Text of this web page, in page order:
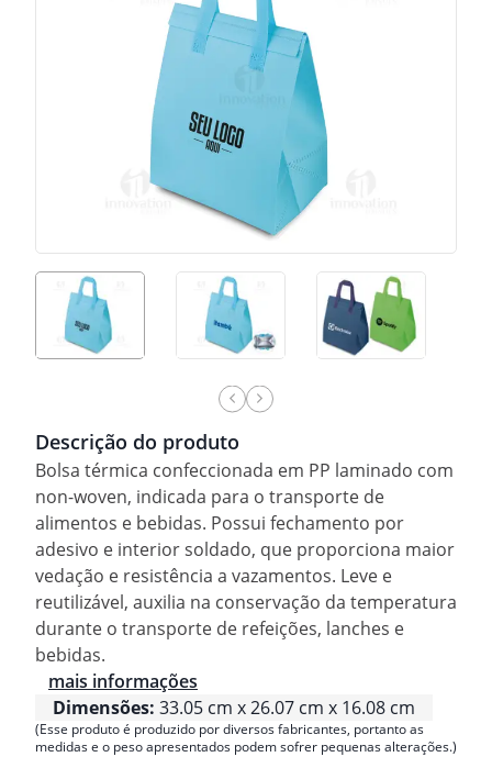
Descrição do produto
Bolsa térmica confeccionada em PP laminado com
non-woven, indicada para o transporte de
alimentos e bebidas. Possui fechamento por
adesivo e interior soldado, que proporciona maior
vedação e resistência a vazamentos. Leve e
reutilizável, auxilia na conservação da temperatura
durante o transporte de refeições, lanches e
bebidas.
mais informações
Dimensões: 33.05 cm x 26.07 cm x 16.08 cm
(Esse produto é produzido por diversos fabricantes, portanto as
medidas e o peso apresentados podem sofrer pequenas alterações.)